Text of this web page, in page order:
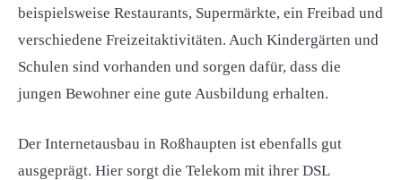
beispielsweise Restaurants, Supermärkte, ein Freibad und
verschiedene Freizeitaktivitäten. Auch Kindergärten und
Schulen sind vorhanden und sorgen dafür, dass die
jungen Bewohner eine gute Ausbildung erhalten.
Der Internetausbau in Roßhaupten ist ebenfalls gut
ausgeprägt. Hier sorgt die Telekom mit ihrer DSL